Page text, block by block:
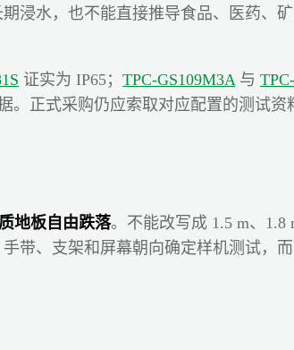
浸水，也不能直接推导食品、医药、
证实为 IP65； TPC-GS109M3A 与
。正式采购仍应索取对应配置的测试
地板自由跌落。不能改写成 1.5 m、1.8
带、支架和屏幕朝向确定样机测试，